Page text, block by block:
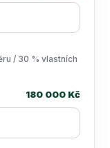
/ 30 % vlastních
180 000 Kč